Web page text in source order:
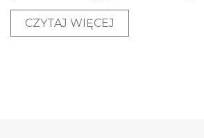
CZYTAJ WIĘCEJ